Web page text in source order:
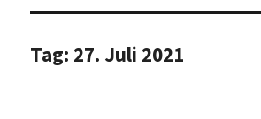
Tag: 27. Juli 2021